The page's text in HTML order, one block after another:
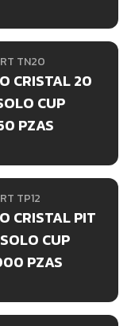
TN20
CRISTAL 20
CUP
PZAS
TP12
CRISTAL PIT
CUP
PZAS